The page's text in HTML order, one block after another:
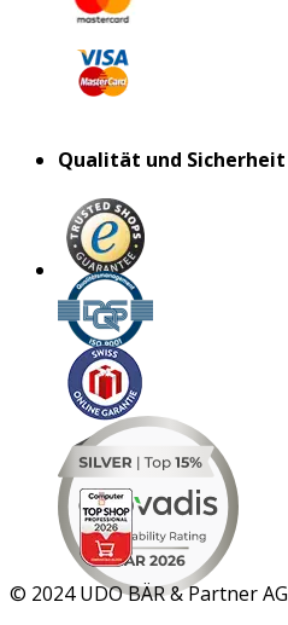
Qualität und Sicherheit
MAR 2026
© 2024 UDO BÄR & Partner AG